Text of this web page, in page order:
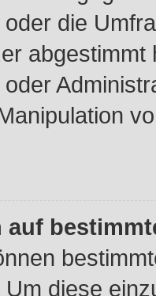
die
auf
diese